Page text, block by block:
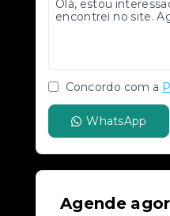
Concordo com a
WhatsApp
Agende